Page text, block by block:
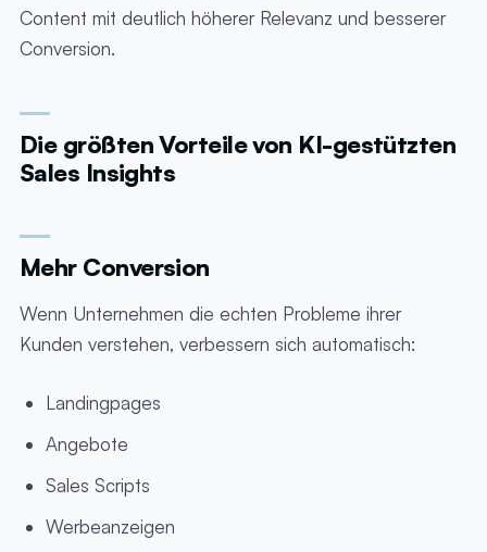
Content mit deutlich höherer Relevanz und besserer
Conversion.
Die größten Vorteile von KI-gestützten
Sales Insights
Mehr Conversion
Wenn Unternehmen die echten Probleme ihrer
Kunden verstehen, verbessern sich automatisch:
Landingpages
Angebote
Sales Scripts
Werbeanzeigen